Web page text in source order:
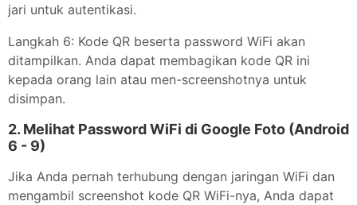
jari untuk autentikasi.
Langkah 6: Kode QR beserta password WiFi akan
ditampilkan. Anda dapat membagikan kode QR ini
kepada orang lain atau men-screenshotnya untuk
disimpan.
2. Melihat Password WiFi di Google Foto (Android
6 - 9)
Jika Anda pernah terhubung dengan jaringan WiFi dan
mengambil screenshot kode QR WiFi-nya, Anda dapat